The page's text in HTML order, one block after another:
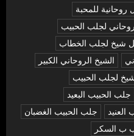
روحانية للمحبة
لجلب الحبيب
شيخ لجلب الخطاب
الشيخ الروحاني الكبير
لجلب الحبيب
جلب الحبيب البعيد
العنيد
جلب الحبيب الغضبان
ب السكر